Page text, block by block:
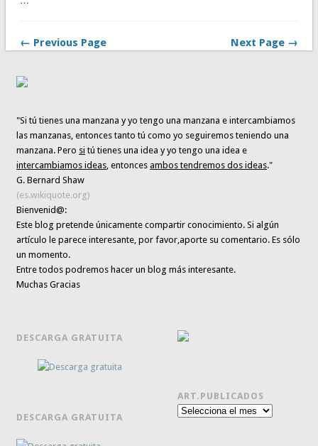
← Previous Page Next Page →
"Si tú tienes una manzana y yo tengo una manzana e intercambiamos
las manzanas, entonces tanto tú como yo seguiremos teniendo una
manzana. Pero si tú tienes una idea y yo tengo una idea e
intercambiamos ideas , entoncesambos tendremos dos ideas."
G. Bernard Shaw
(es.wikiquote.org)
Bienvenid@:
Este blog pretende únicamentecompartir conocimiento. Si algún
artículo le parece interesante,por favor,aporte su comentario. Es sólo
un momento.
Entre todos podremos hacer un blog más interesante.
Muchas Gracias
DESCARGA GRATUITA
DESCARGA GRATUITA
ART.PUBLICADOS
Art.publicados